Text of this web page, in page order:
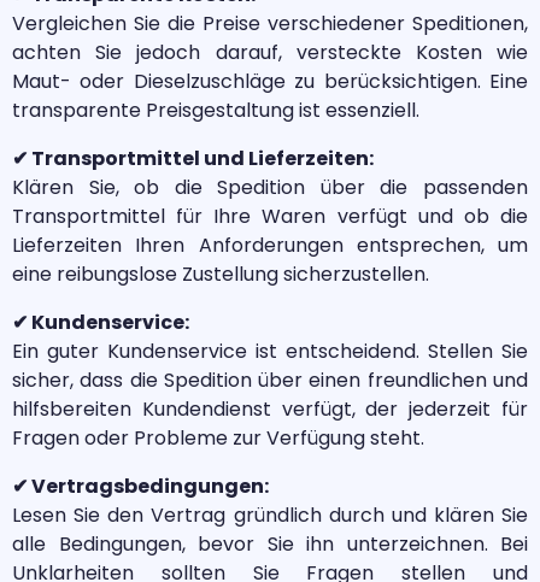
Vergleichen Sie die Preise verschiedener Speditionen,
achten Sie jedoch darauf, versteckte Kosten wie
Maut- oder Dieselzuschläge zu berücksichtigen. Eine
transparente Preisgestaltung ist essenziell.
✔ Transportmittel und Lieferzeiten:
Klären Sie, ob die Spedition über die passenden
Transportmittel für Ihre Waren verfügt und ob die
Lieferzeiten Ihren Anforderungen entsprechen, um
eine reibungslose Zustellung sicherzustellen.
✔ Kundenservice:
Ein guter Kundenservice ist entscheidend. Stellen Sie
sicher, dass die Spedition über einen freundlichen und
hilfsbereiten Kundendienst verfügt, der jederzeit für
Fragen oder Probleme zur Verfügung steht.
✔ Vertragsbedingungen:
Lesen Sie den Vertrag gründlich durch und klären Sie
alle Bedingungen, bevor Sie ihn unterzeichnen. Bei
Unklarheiten sollten Sie Fragen stellen und